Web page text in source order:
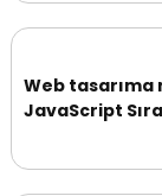
Web tasarıma
JavaScript